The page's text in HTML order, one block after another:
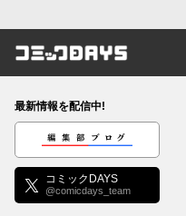
コミックDAYS
最新情報を配信中!
編集部ブログ
コミックDAYS
@comicdays_team